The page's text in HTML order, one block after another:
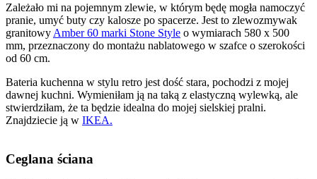
Zależało mi na pojemnym zlewie, w którym będę mogła namoczyć
pranie, umyć buty czy kalosze po spacerze. Jest to zlewozmywak
granitowy Amber 60 marki Stone Style o wymiarach 580 x 500
mm, przeznaczony do montażu nablatowego w szafce o szerokości
od 60 cm.
Bateria kuchenna w stylu retro jest dość stara, pochodzi z mojej
dawnej kuchni. Wymieniłam ją na taką z elastyczną wylewką, ale
stwierdziłam, że ta będzie idealna do mojej sielskiej pralni.
Znajdziecie ją w IKEA.
Ceglana ściana